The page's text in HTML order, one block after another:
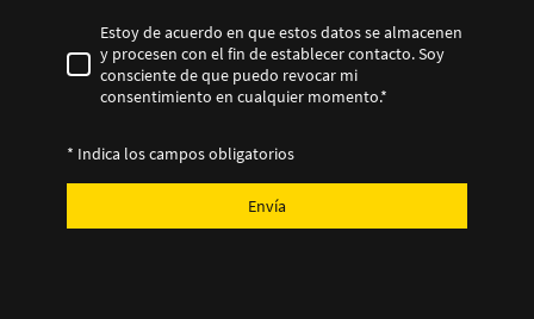
Estoy de acuerdo en que estos datos se almacenen
y procesen con el fin de establecer contacto. Soy
consciente de que puedo revocar mi
consentimiento en cualquier momento.*
* Indica los campos obligatorios
Envía